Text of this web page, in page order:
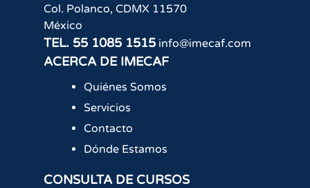
Col. Polanco, CDMX 11570
México
TEL. 55 1085 1515 info@imecaf.com
ACERCA DE IMECAF
Quiénes Somos
Servicios
Contacto
Dónde Estamos
CONSULTA DE CURSOS